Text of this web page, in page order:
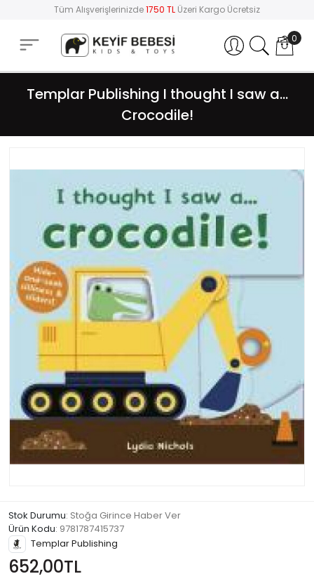
Tüm Alışverişlerinizde1750 TL Üzeri Kargo Ücretsiz
Hesabım 0
Templar Publishing I thought I saw a...
Crocodile!
Stok Durumu: Stoğa Girince Haber Ver
Ürün Kodu: 9781787415737
Templar Publishing
652,00TL